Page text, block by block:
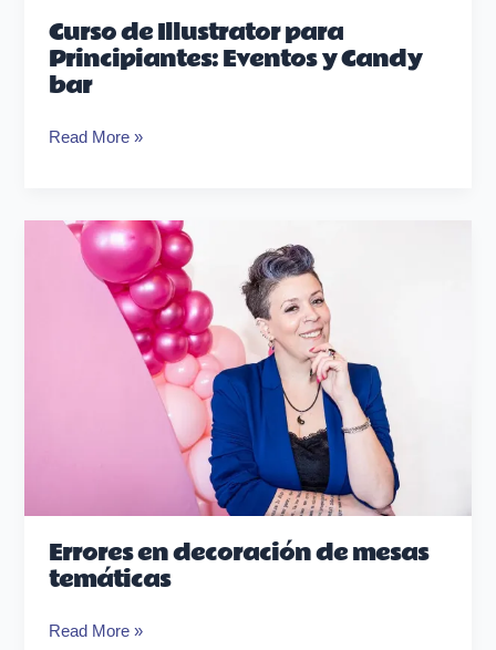
Curso de Illustrator para
Principiantes: Eventos y Candy
bar
Read More »
Errores en decoración de mesas
temáticas
Errores
decoración
Read More »